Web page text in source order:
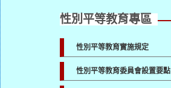
性別平等教育專區
性別平等教育實施規定
性別平等教育委員會設置要點